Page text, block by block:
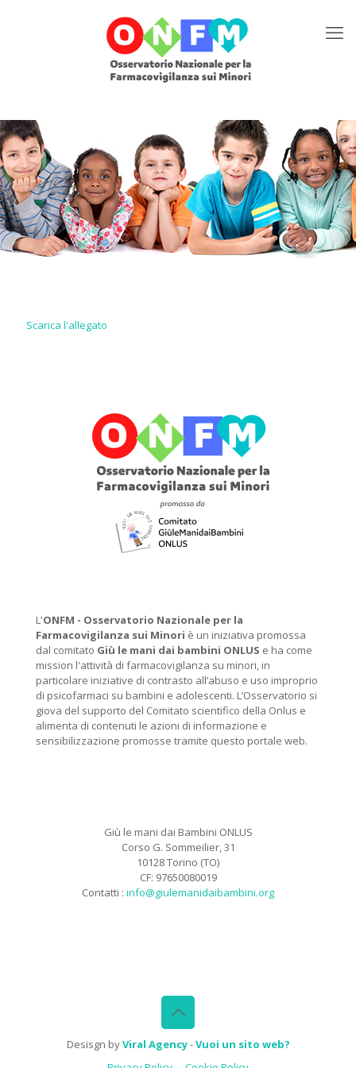
Scarica l'allegato
L'ONFM - Osservatorio Nazionale per la
Farmacovigilanza sui Minori è un iniziativa promossa
dal comitato Giù le mani dai bambini ONLUS e ha come
mission l'attività di farmacovigilanza su minori, in
particolare iniziative di contrasto all’abuso e uso improprio
di psicofarmaci su bambini e adolescenti. L’Osservatorio si
giova del supporto del Comitato scientifico della Onlus e
alimenta di contenuti le azioni di informazione e
sensibilizzazione promosse tramite questo portale web.
Giù le mani dai Bambini ONLUS
Corso G. Sommeilier, 31
10128 Torino (TO)
CF: 97650080019
Contatti : info@giulemanidaibambini.org
Desisgn byViral Agency-Vuoi un sito web?